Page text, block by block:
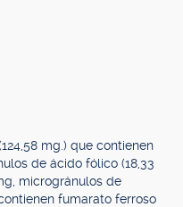
mg.) que contienen
de ácido fólico (18,33
microgránulos de
fumarato ferroso